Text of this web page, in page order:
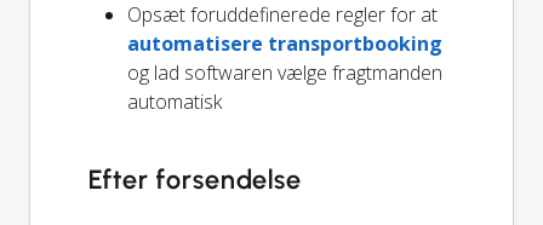
Opsæt foruddefinerede regler for at
automatisere transportbooking
og lad softwaren vælge fragtmanden
automatisk
Efter forsendelse